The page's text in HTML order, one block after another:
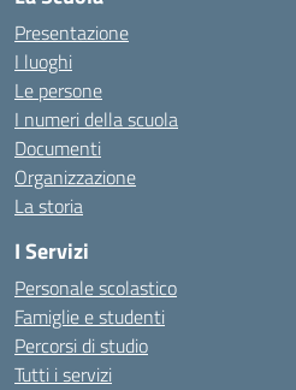
Presentazione
I luoghi
Le persone
I numeri della scuola
Documenti
Organizzazione
La storia
I Servizi
Personale scolastico
Famiglie e studenti
Percorsi di studio
Tutti i servizi